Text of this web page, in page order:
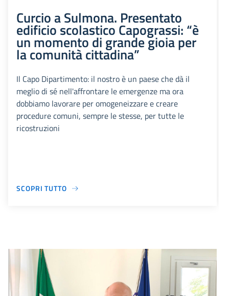
Curcio a Sulmona. Presentato
edificio scolastico Capograssi: “è
un momento di grande gioia per
la comunità cittadina”
Il Capo Dipartimento: il nostro è un paese che dà il
meglio di sé nell'affrontare le emergenze ma ora
dobbiamo lavorare per omogeneizzare e creare
procedure comuni, sempre le stesse, per tutte le
ricostruzioni
SCOPRI TUTTO